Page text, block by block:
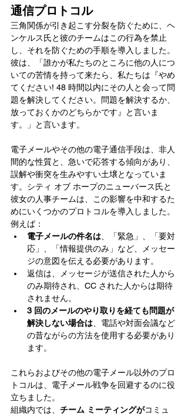
通信プロトコル
三角関係が引き起こす分裂を防ぐために、ヘ
ンケルス氏と彼のチームはこの行為を禁止
し、それを防ぐための手順を導入しました。
彼は、「誰かが私たちのところに他の人につ
いての苦情を持って来たら、私たちは『やめ
てください! 48 時間以内にその人と会って問
題を解決してください。問題を解決するか、
放っておくかのどちらかです』と言いま
す。」と言います。
電子メールやその他の電子通信手段は、非人
間的な性質と、急いで応答する傾向があり、
誤解や衝突を生みやすい土壌となっていま
す。シティ オブ ホープのニューバース氏と
彼女の人事チームは、この影響を中和するた
めにいくつかのプロトコルを導入しました。
例えば：
電子メールの件名は 、「緊急」、「要対
応」、「情報提供のみ」など、メッセー
ジの意図を伝える必要があります。
返信は、メッセージが送信された人から
のみ期待され、CC された人からは期待
されません。
3 回のメールのやり取りを経ても問題が
解決しない場合は 、電話や対面会議など
の昔ながらの方法を使用する必要があり
ます。
これらおよびその他の電子メール以外のプロ
トコルは、電子メール戦争を回避するのに役
立ちました。
組織内では、 チーム ミーティングがコミュ